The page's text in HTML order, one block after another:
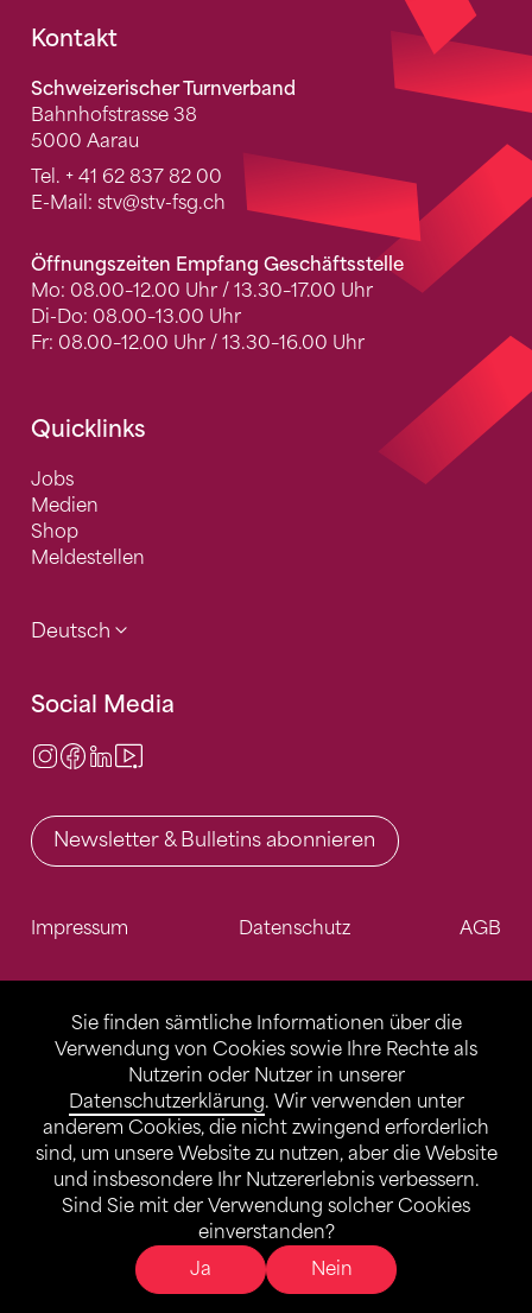
Sie finden sämtliche Informationen über die
Verwendung von Cookies sowie Ihre Rechte als
Nutzerin oder Nutzer in unserer
Datenschutzerklärung. Wir verwenden unter
anderem Cookies, die nicht zwingend erforderlich
sind, um unsere Website zu nutzen, aber die Website
und insbesondere Ihr Nutzererlebnis verbessern.
Sind Sie mit der Verwendung solcher Cookies
einverstanden?
Ja
Nein
Fusszeile
Kontakt
Schweizerischer Turnverband
Bahnhofstrasse 38
5000 Aarau
Tel. + 41 62 837 82 00
E-Mail: stv@stv-fsg.ch
Öffnungszeiten Empfang Geschäftsstelle
Mo: 08.00–12.00 Uhr / 13.30–17.00 Uhr
Di-Do: 08.00–13.00 Uhr
Fr: 08.00–12.00 Uhr / 13.30–16.00 Uhr
Quicklinks
Jobs
Medien
Shop
Meldestellen
Deutsch
Social Media
Instagram
Facebook
LinkedIn
Newsletter & Bulletins abonnieren
Impressum Datenschutz AGB